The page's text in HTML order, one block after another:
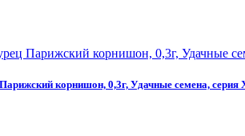
корнишон, 0,3г, Удачные семена,